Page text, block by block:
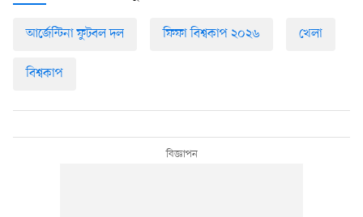
আর্জেন্টিনা ফুটবল দল ফিফা বিশ্বকাপ ২০২৬ খেলা
বিশ্বকাপ